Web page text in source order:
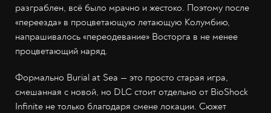
разграблен, всё было мрачно и жестоко. Поэтому после
«переезда» в процветающую летающую Колумбию,
напрашивалось «переодевание» Восторга в не менее
процветающий наряд.
Формально Burial at Sea — это просто старая игра,
смешанная с новой, но DLC стоит отдельно от BioShock
Infinite не только благодаря смене локации. Сюжет